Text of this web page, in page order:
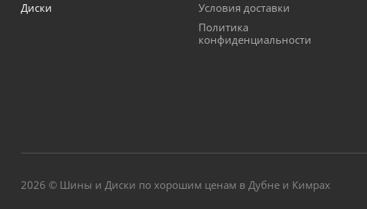
Диски
Условия доставки
Политика
конфиденциальности
2026 © Шины и Диски по хорошим ценам в Дубне и Кимрах